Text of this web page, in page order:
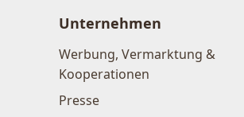
Unternehmen
Werbung, Vermarktung &
Kooperationen
Presse